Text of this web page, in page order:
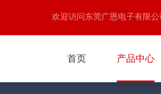
欢迎访问东莞广恩电子有限
首页 产品中心